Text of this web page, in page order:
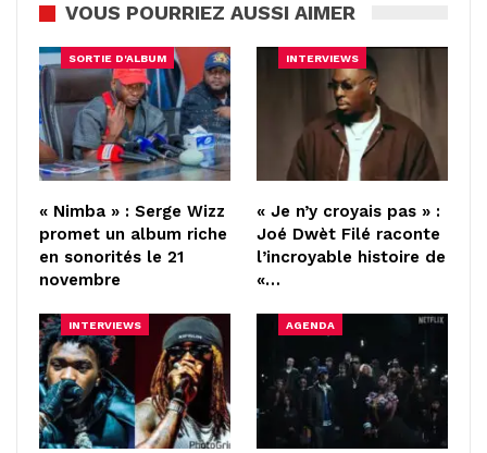
VOUS POURRIEZ AUSSI AIMER
SORTIE D'ALBUM
« Nimba » : Serge Wizz
promet un album riche
en sonorités le 21
novembre
INTERVIEWS
« Je n’y croyais pas » :
Joé Dwèt Filé raconte
l’incroyable histoire de
«…
INTERVIEWS AGENDA